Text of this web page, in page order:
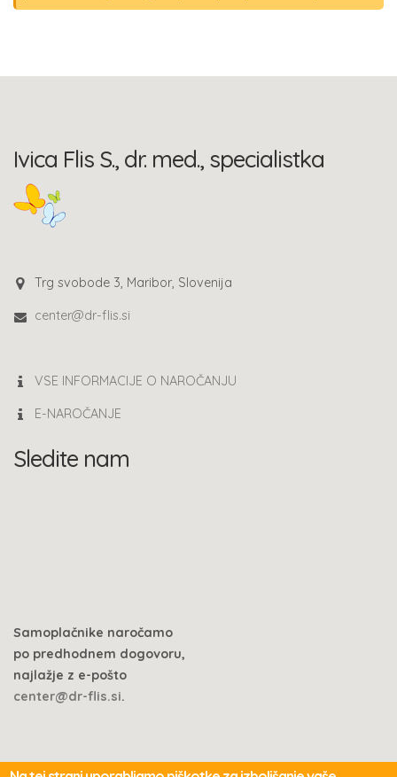
Ivica Flis S., dr. med., specialistka
Trg svobode 3, Maribor, Slovenija
center@dr-flis.si
VSE INFORMACIJE O NAROČANJU
E-NAROČANJE
Sledite nam
Samoplačnike naročamo
po predhodnem dogovoru,
najlažje z e-pošto
center@dr-flis.si.